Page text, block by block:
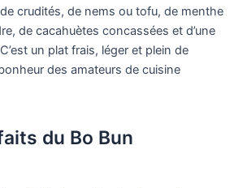
crudités, de nems ou tofu, de menthe
de cacahuètes concassées et d’une
un plat frais, léger et plein de
des amateurs de cuisine
du Bo Bun